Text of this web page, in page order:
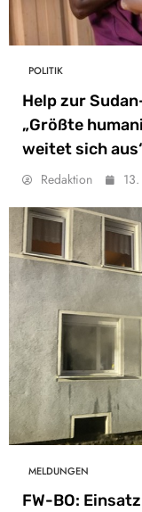
POLITIK
Help zur
„Größte
weitet sich
Redaktion
MELDUNGEN
FW-BO: